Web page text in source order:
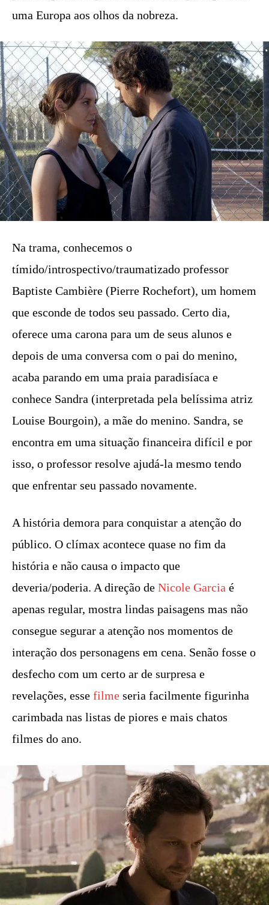
uma Europa aos olhos da nobreza.
Na trama, conhecemos o
tímido/introspectivo/traumatizado professor
Baptiste Cambière (Pierre Rochefort), um homem
que esconde de todos seu passado. Certo dia,
oferece uma carona para um de seus alunos e
depois de uma conversa com o pai do menino,
acaba parando em uma praia paradisíaca e
conhece Sandra (interpretada pela belíssima atriz
Louise Bourgoin), a mãe do menino. Sandra, se
encontra em uma situação financeira difícil e por
isso, o professor resolve ajudá-la mesmo tendo
que enfrentar seu passado novamente.
A história demora para conquistar a atenção do
público. O clímax acontece quase no fim da
história e não causa o impacto que
deveria/poderia. A direção de Nicole Garcia é
apenas regular, mostra lindas paisagens mas não
consegue segurar a atenção nos momentos de
interação dos personagens em cena. Senão fosse o
desfecho com um certo ar de surpresa e
revelações, esse filme seria facilmente figurinha
carimbada nas listas de piores e mais chatos
filmes do ano.